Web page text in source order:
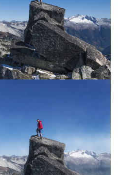
sélectionner
Gratuit